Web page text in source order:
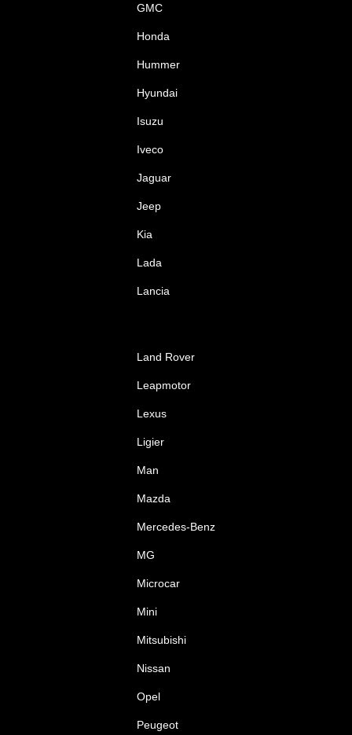
GMC
Honda
Hummer
Hyundai
Isuzu
Iveco
Jaguar
Jeep
Kia
Lada
Lancia
Land Rover
Leapmotor
Lexus
Ligier
Man
Mazda
Mercedes-Benz
MG
Microcar
Mini
Mitsubishi
Nissan
Opel
Peugeot